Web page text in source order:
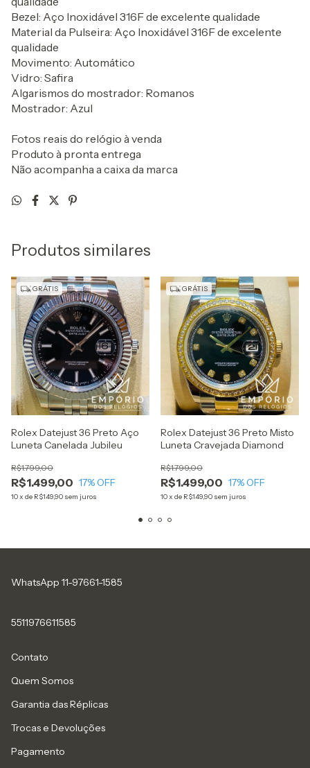
Bezel: Aço Inoxidável 316F de excelente qualidade
Material da Pulseira: Aço Inoxidável 316F de excelente
qualidade
Movimento: Automático
Vidro: Safira
Algarismos do mostrador: Romanos
Mostrador: Azul
Fotos reais do relógio à venda
Produto à pronta entrega
Não acompanha a caixa da marca
Produtos similares
GRÁTIS
Rolex Datejust 36 Preto Aço
Luneta Canelada Jubileu
R$1.499,00
R$1.799,00
17% OFF
10x de R$149,90 sem juros
GRÁTIS
Rolex Datejust 36 Preto Misto
Luneta Cravejada Diamond
R$1.499,00
R$1.799,00
17% OFF
10x de R$149,90 sem juros
WhatsApp 11-97661-1585
5511976611585
Contato
Quem Somos
Garantia das Réplicas
Trocas e Devoluções
Pagamento